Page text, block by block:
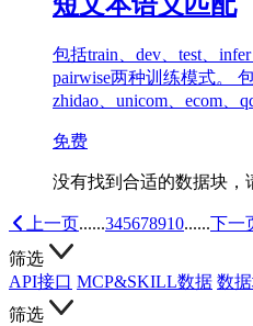
包括train、dev、test、
pairwise两种训练模式。
zhidao、unicom、ecom、
免费
没有找到合适的数据块，
上一页......345678910......下一
筛选
API接口 MCP&SKILL数据 数
筛选